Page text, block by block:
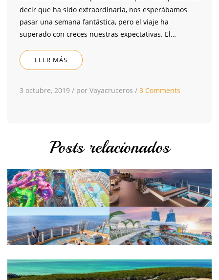
decir que ha sido extraordinaria, nos esperábamos
pasar una semana fantástica, pero el viaje ha
superado con creces nuestras expectativas. El…
LEER MÁS
3 octubre, 2019 / por Vayacruceros / 3 Comments
Posts relacionados